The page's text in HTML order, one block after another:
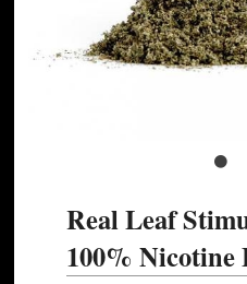
Real Leaf
100% Nicotine